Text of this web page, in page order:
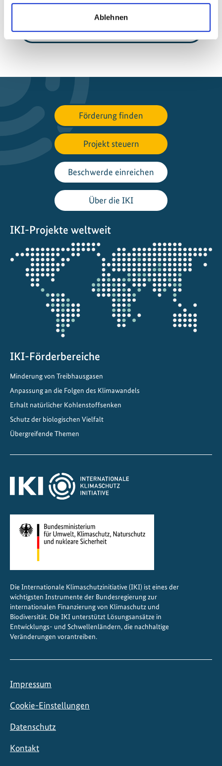
Ablehnen
Alle Veranstaltungen im Überblick
Förderung finden
Projekt steuern
Beschwerde einreichen
Über die IKI
IKI-Projekte weltweit
Öffnet
die
Projektkarte
IKI-Förderbereiche
Minderung von Treibhausgasen
Anpassung an die Folgen des Klimawandels
Erhalt natürlicher Kohlenstoffsenken
Schutz der biologischen Vielfalt
Übergreifende Themen
Die Internationale Klimaschutzinitiative (IKI) ist eines der
wichtigsten Instrumente der Bundesregierung zur
internationalen Finanzierung von Klimaschutz und
Biodiversität. Die IKI unterstützt Lösungsansätze in
Entwicklungs- und Schwellenländern, die nachhaltige
Veränderungen vorantreiben.
Impressum
Cookie-Einstellungen
Datenschutz
Kontakt